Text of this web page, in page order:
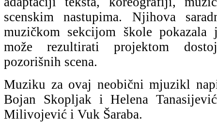
scenskim nastupima. Njihova
muzičkom sekcijom škole
može rezultirati projektom
pozorišnih scena.
Muziku za ovaj neobični mjuzikl
Bojan Skopljak i Helena
Milivojević i Vuk Šaraba.